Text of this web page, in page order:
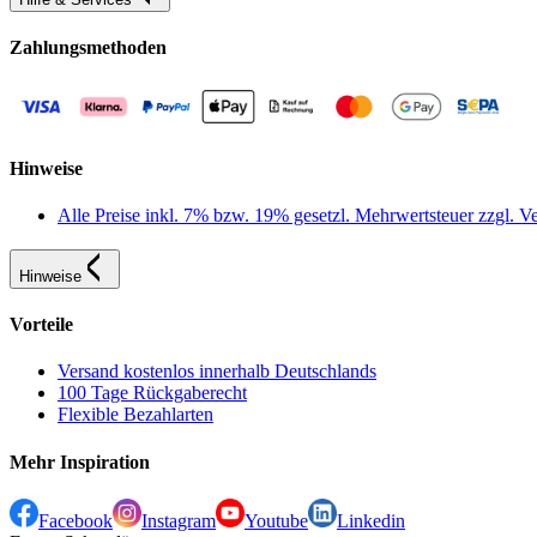
Zahlungsmethoden
Hinweise
Alle Preise inkl. 7% bzw. 19% gesetzl. Mehrwertsteuer zzgl.
Hinweise
Vorteile
Versand kostenlos innerhalb Deutschlands
100 Tage Rückgaberecht
Flexible Bezahlarten
Mehr Inspiration
Facebook Instagram Youtube
Linkedin